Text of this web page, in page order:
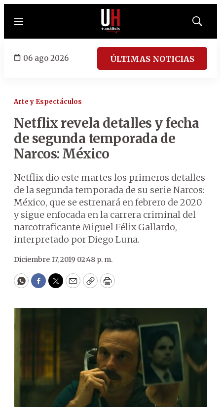
Menú
Mostrar
06 ago 2026 ÚLTIMAS NOTICIAS
Arte y Espectáculos
Netflix revela detalles y fecha
de segunda temporada de
Narcos: México
Netflix dio este martes los primeros detalles
de la segunda temporada de su serie Narcos:
México, que se estrenará en febrero de 2020
y sigue enfocada en la carrera criminal del
narcotraficante Miguel Félix Gallardo,
interpretado por Diego Luna.
Diciembre 17, 2019 02:48 p. m.
WhatsApp
Facebook
Twitter
EmailCopyPrint